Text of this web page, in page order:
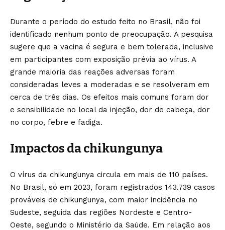
Durante o período do estudo feito no Brasil, não foi
identificado nenhum ponto de preocupação. A pesquisa
sugere que a vacina é segura e bem tolerada, inclusive
em participantes com exposição prévia ao vírus. A
grande maioria das reações adversas foram
consideradas leves a moderadas e se resolveram em
cerca de três dias. Os efeitos mais comuns foram dor
e sensibilidade no local da injeção, dor de cabeça, dor
no corpo, febre e fadiga.
Impactos da chikungunya
O vírus da chikungunya circula em mais de 110 países.
No Brasil, só em 2023, foram registrados 143.739 casos
prováveis de chikungunya, com maior incidência no
Sudeste, seguida das regiões Nordeste e Centro-
Oeste, segundo o Ministério da Saúde. Em relação aos